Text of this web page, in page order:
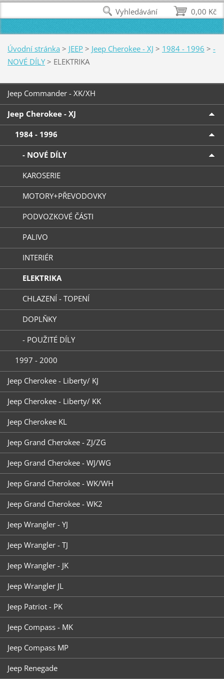
Úvodní stránka > JEEP > Jeep Cherokee - XJ > 1984 - 1996 > -
NOVÉ DÍLY > ELEKTRIKA
Jeep Commander - XK/XH
Jeep Cherokee - XJ
1984 - 1996
- NOVÉ DÍLY
KAROSERIE
MOTORY+PŘEVODOVKY
PODVOZKOVÉ ČÁSTI
PALIVO
INTERIÉR
ELEKTRIKA
CHLAZENÍ - TOPENÍ
DOPLŇKY
- POUŽITÉ DÍLY
1997 - 2000
Jeep Cherokee - Liberty/ KJ
Jeep Cherokee - Liberty/ KK
Jeep Cherokee KL
Jeep Grand Cherokee - ZJ/ZG
Jeep Grand Cherokee - WJ/WG
Jeep Grand Cherokee - WK/WH
Jeep Grand Cherokee - WK2
Jeep Wrangler - YJ
Jeep Wrangler - TJ
Jeep Wrangler - JK
Jeep Wrangler JL
Jeep Patriot - PK
Jeep Compass - MK
Jeep Compass MP
Jeep Renegade
0,00 Kč
Vyhledávání